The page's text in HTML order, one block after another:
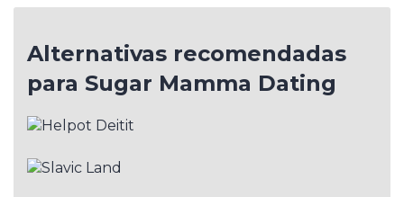
Alternativas recomendadas
para Sugar Mamma Dating